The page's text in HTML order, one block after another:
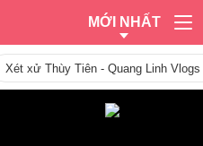
MỚI NHẤT
Xét xử Thùy Tiên - Quang Linh